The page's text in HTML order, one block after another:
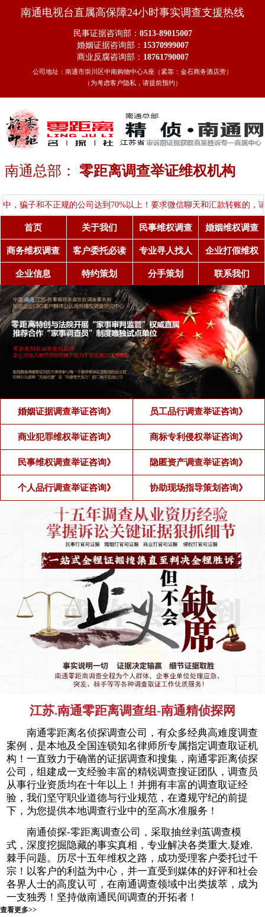
南通电视台直属高保障24小时事实调查支援热线
民事证据咨询部： 0513-89015007
婚姻证据咨询部： 15370999007
商业反腐咨询部： 18761790007
公司地址：南通市崇川区中南购物中心A座（紧靠：金石商务酒店旁）
（为考虑客户隐私，请提前预约）
南通总部：零距离调查举证维权机构
不正规的公司达到70%以上！要求微信聊天和汇款转账的，请擦亮眼
首页 关于我们 民事维权调查 婚姻维权调查
商务维权调查 客户委托必读 专业寻人找人 企业打假维权
企业信息 特约策划 分手策划 联系我们
婚姻证据调查举证咨询》 员工品行调查举证咨询》
商业犯罪维权举证咨询》 商标专利侵权举证咨询》
民事维权调查举证咨询》 隐匿资产调查举证咨询》
个人品行调查举证咨询》 协助现场指导策划咨询》
江苏.南通零距离调查组-南通精侦探网
南通零距离名侦探调查公司，有众多经典高难度调查
案例，是本地及全国连锁知名律师所专属指定调查取证机
构！一直致力于确凿的证据调查和搜集，南通零距离侦探
公司，组建成一支经验丰富的精锐调查搜证团队，调查员
从事行业资质均在十年以上！并拥有丰富的调查取证经
验，我们坚守职业道德与行业规范，在遵规守纪的前提
下，为您提供本地调查行业中的至高水准服务！
南通侦探-零距离调查公司，采取抽丝剥茧调查模
式，深度挖掘隐藏的事实真相，专业解决各类重大.疑难.
棘手问题。历尽十五年维权之路，成功受理客户委托过千
宗！以客户的利益为中心，并一直受到媒体的好评和社会
各界人士的高度认可，在南通调查领域中出类拔萃，成为
一支独秀！坚持做南通民间调查的开拓者！
查看更多>>